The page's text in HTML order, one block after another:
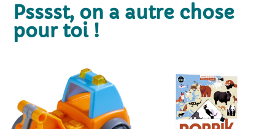
Psssst, on a autre chose
pour toi !